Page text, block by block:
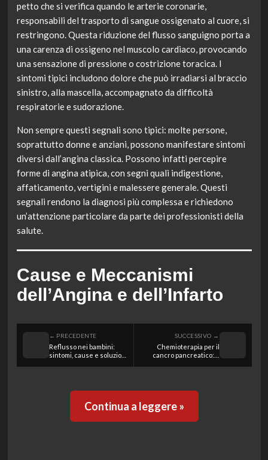
petto che si verifica quando le arterie coronarie,
responsabili del trasporto di sangue ossigenato al cuore, si
restringono. Questa riduzione del flusso sanguigno porta a
una carenza di ossigeno nel muscolo cardiaco, provocando
una sensazione di pressione o costrizione toracica. I
sintomi tipici includono dolore che può irradiarsi al braccio
sinistro, alla mascella, accompagnato da difficoltà
respiratorie e sudorazione.
Non sempre questi segnali sono tipici: molte persone,
soprattutto donne e anziani, possono manifestare sintomi
diversi dall’angina classica. Possono infatti percepire
forme di angina atipica, con segni quali indigestione,
affaticamento, vertigini e malessere generale. Questi
segnali rendono la diagnosi più complessa e richiedono
un’attenzione particolare da parte dei professionisti della
salute.
Cause e Meccanismi
dell’Angina e dell’Infarto
← PRECEDENTE
Reflusso nei bambini:
sintomi, cause e soluzioni
SUCCESSIVO →
Chemioterapia per il
cancro pancreatico: è
Continua a leggere »